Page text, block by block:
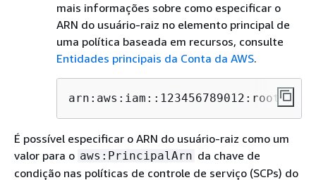
mais informações sobre como especificar o
ARN do usuário-raiz no elemento principal de
uma política baseada em recursos, consulte
Entidades principais da Conta da AWS.
arn:aws:iam::123456789012:root
É possível especificar o ARN do usuário-raiz como um
valor para o aws:PrincipalArn da chave de
condição nas políticas de controle de serviço (SCPs) do